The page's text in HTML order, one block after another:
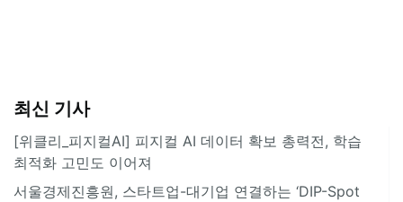
최신 기사
[위클리_피지컬AI] 피지컬 AI 데이터 확보 총력전, 학습
최적화 고민도 이어져
서울경제진흥원, 스타트업-대기업 연결하는 ‘DIP-Spot